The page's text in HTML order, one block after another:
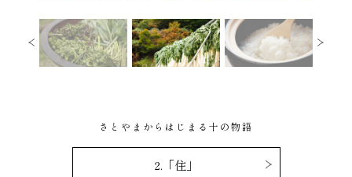
さとやまからはじまる十の物語
2.「住」